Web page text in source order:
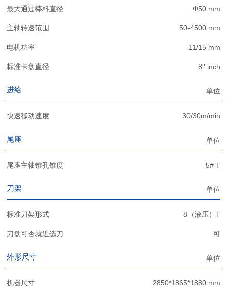
最大通过棒料直径 Φ50 mm
主轴转速范围 50-4500 mm
电机功率 11/15 mm
标准卡盘直径 8'' inch
进给 单位
快速移动速度 30/30m/min
尾座 单位
尾座主轴锥孔锥度 5# T
刀架 单位
标准刀架形式 8（液压）T
刀盘可否就近选刀 可
外形尺寸 单位
机器尺寸 2850*1865*1880 mm